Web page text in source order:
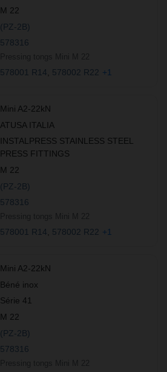
M 22
(PZ-2B)
578316
578001 R14 578002 R22 +1
Mini A2-22kN
ATUSA ITALIA
INSTALPRESS STAINLESS STEEL
PRESS FITTINGS
M 22
(PZ-2B)
578316
578001 R14 578002 R22 +1
Mini A2-22kN
Béné inox
Série 41
M 22
(PZ-2B)
578316